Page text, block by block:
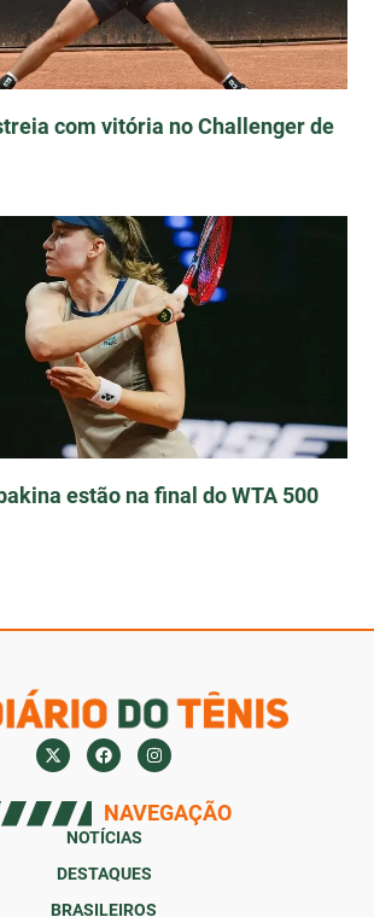
com vitória no Challenger de
estão na final do WTA 500
NAVEGAÇÃO
NOTÍCIAS
DESTAQUES
BRASILEIROS